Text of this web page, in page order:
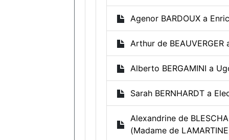
Agenor BARDOUX a
Arthur de BEAUVERGER
Alberto BERGAMINI a
Sarah BERNHARDT a
Alexandrine de
(Madame de